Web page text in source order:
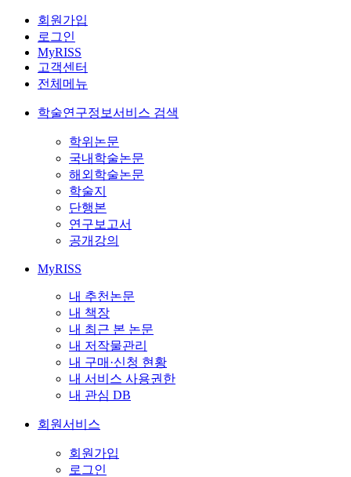
회원가입
로그인
MyRISS
고객센터
전체메뉴
학술연구정보서비스 검색
학위논문
국내학술논문
해외학술논문
학술지
단행본
연구보고서
공개강의
MyRISS
내 추천논문
내 책장
내 최근 본 논문
내 저작물관리
내 구매·신청 현황
내 서비스 사용권한
내 관심 DB
회원서비스
회원가입
로그인